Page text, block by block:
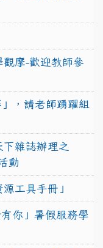
摩-歡迎教師參
，請老師踴躍組
雜誌辦理之
動
工具手冊」
你」暑假服務學